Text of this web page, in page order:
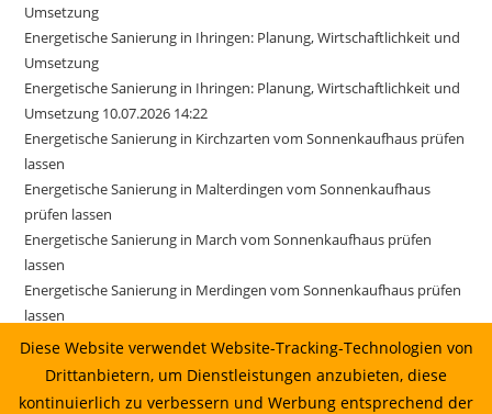
Umsetzung
Energetische Sanierung in Ihringen: Planung, Wirtschaftlichkeit und
Umsetzung
Energetische Sanierung in Ihringen: Planung, Wirtschaftlichkeit und
Umsetzung 10.07.2026 14:22
Energetische Sanierung in Kirchzarten vom Sonnenkaufhaus prüfen
lassen
Energetische Sanierung in Malterdingen vom Sonnenkaufhaus
prüfen lassen
Energetische Sanierung in March vom Sonnenkaufhaus prüfen
lassen
Energetische Sanierung in Merdingen vom Sonnenkaufhaus prüfen
lassen
Energetische Sanierung in Merdingen vom Sonnenkaufhaus prüfen
lassen 06.07.2026 05:21
Energetische Sanierung in Merzhausen vom Sonnenkaufhaus
Diese Website verwendet Website-Tracking-Technologien von
Drittanbietern, um Dienstleistungen anzubieten, diese
kontinuierlich zu verbessern und Werbung entsprechend der